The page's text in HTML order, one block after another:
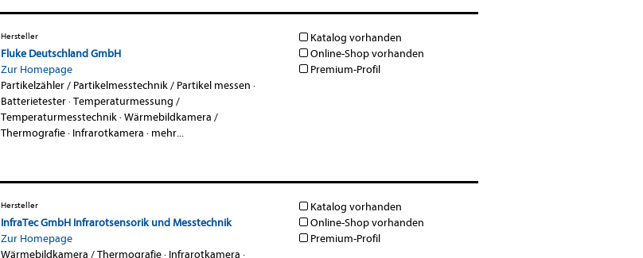
Hersteller
Fluke Deutschland GmbH
Zur Homepage
Partikelzähler / Partikelmesstechnik / Partikel messen ·
Batterietester·Temperaturmessung /
Temperaturmesstechnik·Wärmebildkamera /
Thermografie· Infrarotkamera · mehr...
Katalog vorhanden
Online-Shop vorhanden
Premium-Profil
Hersteller
InfraTec GmbH Infrarotsensorik und Messtechnik
Zur Homepage
Wärmebildkamera / Thermografie· Infrarotkamera ·
Katalog vorhanden
Online-Shop vorhanden
Premium-Profil